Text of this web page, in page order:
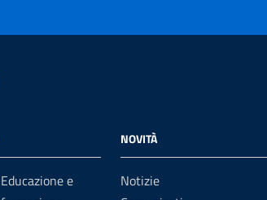
Educazione e
NOVITÀ
Notizie